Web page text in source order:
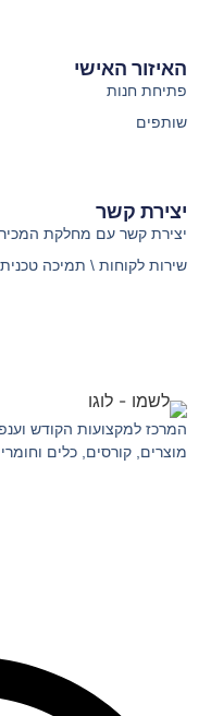
המרכז למקצועות הקודש
מוצרים, קורסים, כלים
האיזור האישי
פתיחת חנות
שותפים
יצירת קשר
יצירת קשר עם מחלקת
שירות לקוחות \ תמיכה טכנית